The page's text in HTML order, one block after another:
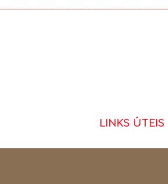
LINKS ÚTEIS